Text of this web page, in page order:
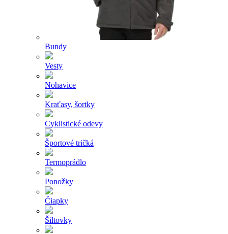
Bundy
Vesty
Nohavice
Kraťasy, šortky
Cyklistické odevy
Športové tričká
Termoprádlo
Ponožky
Čiapky
Šiltovky